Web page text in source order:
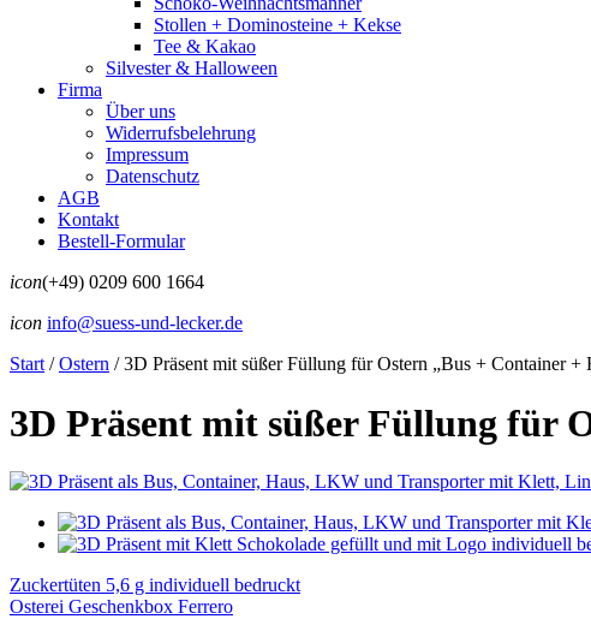
Stollen + Dominosteine + Kekse
Tee & Kakao
Silvester & Halloween
Firma
Über uns
Widerrufsbelehrung
Impressum
Datenschutz
AGB
Kontakt
Bestell-Formular
icon(+49) 0209 600 1664
icon info@suess-und-lecker.de
Start / Ostern /3D Präsent mit süßer Füllung für Ostern „Bus + Container
3D Präsent mit süßer Füllung für
Zuckertüten 5,6 g individuell bedruckt
Osterei Geschenkbox Ferrero